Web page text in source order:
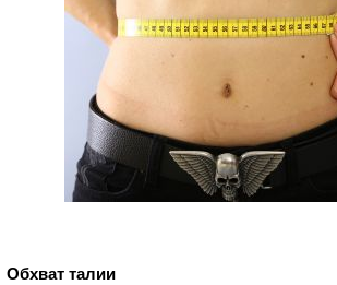
Обхват талии